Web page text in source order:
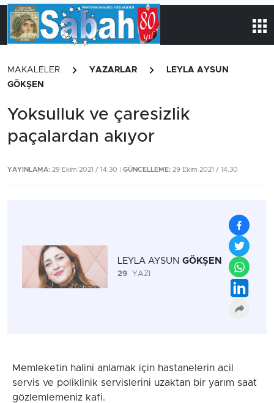
MAKALELER YAZARLAR
LEYLA AYSUN
GÖKŞEN
Yoksulluk ve çaresizlik
paçalardan akıyor
YAYINLAMA: 29 Ekim 2021 / 14.30 | GÜNCELLEME: 29 Ekim 2021 / 14.30
LEYLA AYSUN GÖKŞEN
29 YAZI
Memleketin halini anlamak için hastanelerin acil
servis ve poliklinik servislerini uzaktan bir yarım saat
gözlemlemeniz kafi.